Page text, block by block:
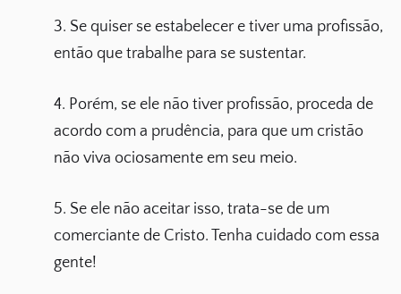
3. Se quiser se estabelecer e tiver uma profissão,
então que trabalhe para se sustentar.
4. Porém, se ele não tiver profissão, proceda de
acordo com a prudência, para que um cristão
não viva ociosamente em seu meio.
5. Se ele não aceitar isso, trata-se de um
comerciante de Cristo. Tenha cuidado com essa
gente!